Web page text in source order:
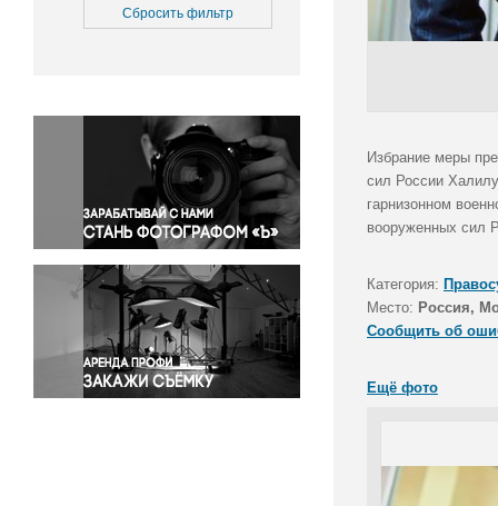
Медицина
Окружающая среда
Политика
Правосудие
Происшествия и конфликты
Религия
Светская жизнь
Спорт
Экология
Экономика и бизнес
Сбросить фильтр
Избрание меры
сил России
гарнизонном
вооруженных сил
Категория:
Место: Россия,
Сообщить об
Ещё фото